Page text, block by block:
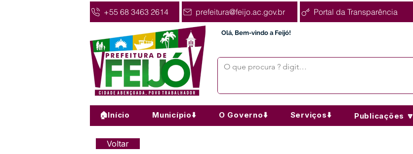
+55 68 3463 2614 prefeitura@feijo.ac.gov.br Portal da Transparência
Olá, Bem-vindo a Feijó!
🏠Início Município⬇️ O Governo⬇️ Serviços⬇️ Publicações 🔽
Voltar